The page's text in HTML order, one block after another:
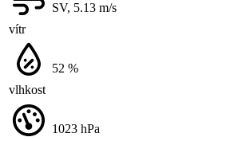
vítr
SV, 5.13 m/s
vlhkost
52 %
1023 hPa